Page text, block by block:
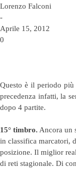
Lorenzo Falconi
-
Aprile 15, 2012
0
Questo è il periodo
precedenza infatti, la
dopo 4 partite.
15° timbro. Ancora un
in classifica marcatori,
posizione. Il miglior
di reti stagionale. Di